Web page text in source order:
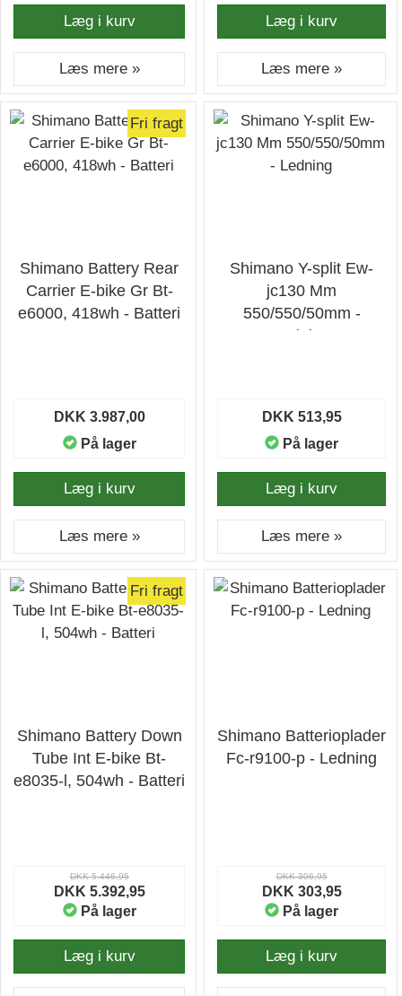
Læg i kurv
Læs mere »
Læg i kurv
Læs mere »
Fri fragt
Shimano Battery Rear
Carrier E-bike Gr Bt-
e6000, 418wh - Batteri
DKK 3.987,00
På lager
Læg i kurv
Læs mere »
Shimano Y-split Ew-
jc130 Mm
550/550/50mm -
Ledning
DKK 513,95
På lager
Læg i kurv
Læs mere »
Fri fragt
Shimano Battery Down
Tube Int E-bike Bt-
e8035-l, 504wh - Batteri
DKK 5.446,95
DKK 5.392,95
På lager
Læg i kurv
Shimano Batterioplader
Fc-r9100-p - Ledning
DKK 306,95
DKK 303,95
På lager
Læg i kurv